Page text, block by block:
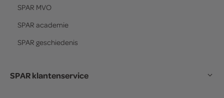
SPAR MVO
SPAR academie
SPAR geschiedenis
SPAR klantenservice